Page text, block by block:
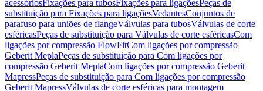
acessóriosFixações para tubosFixações para ligaçõesPeças de
substituição para Fixações para ligaçõesVedantesConjuntos de
parafuso para uniões de flangeVálvulas para tubosVálvulas de corte
esféricasPeças de substituição para Válvulas de corte esféricasCom
ligações por compressão FlowFitCom ligações por compressão
Geberit MeplaPeças de substituição para Com ligações por
compressão Geberit MeplaCom ligações por compressão Geberit
MapressPeças de substituição para Com ligações por compressão
Geberit MapressVálvulas de corte esféricas para montagem